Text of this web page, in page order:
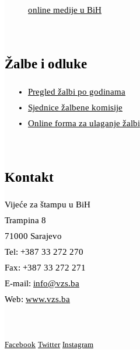
online medije u BiH
Žalbe i odluke
Pregled žalbi po godinama
Sjednice žalbene komisije
Online forma za ulaganje žalbi
Kontakt
Vijeće za štampu u BiH
Trampina 8
71000 Sarajevo
Tel: +387 33 272 270
Fax: +387 33 272 271
E-mail: info@vzs.ba
Web: www.vzs.ba
Facebook Twitter Instagram